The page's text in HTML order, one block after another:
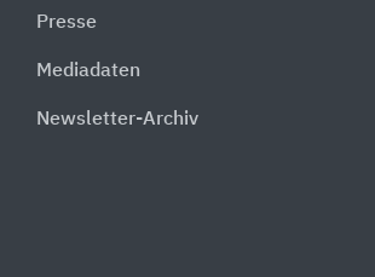
Presse
Mediadaten
Newsletter-Archiv